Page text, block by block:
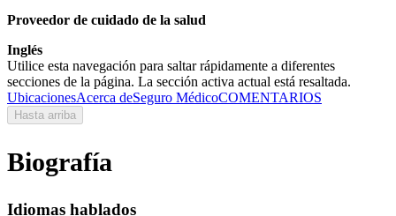
Proveedor de cuidado de la salud
Inglés
Utilice esta navegación para saltar rápidamente a diferentes
secciones de la página. La sección activa actual está resaltada.
UbicacionesAcerca deSeguro MédicoCOMENTARIOS
Hasta arriba
Biografía
Idiomas hablados